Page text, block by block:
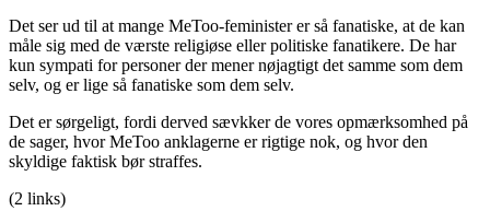
Det ser ud til at mange MeToo-feminister er så fanatiske, at de kan
måle sig med de værste religiøse eller politiske fanatikere. De har
kun sympati for personer der mener nøjagtigt det samme som dem
selv, og er lige så fanatiske som dem selv.
Det er sørgeligt, fordi derved sævkker de vores opmærksomhed på
de sager, hvor MeToo anklagerne er rigtige nok, og hvor den
skyldige faktisk bør straffes.
(2 links)